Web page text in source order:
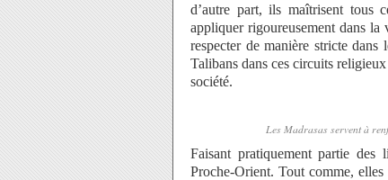
d’autre part, ils maîtrisent tous
appliquer rigoureusement dans
respecter de manière stricte
Talibans dans ces circuits
société.
Les Madrasas servent à
Faisant pratiquement partie
Proche-Orient. Tout comme,